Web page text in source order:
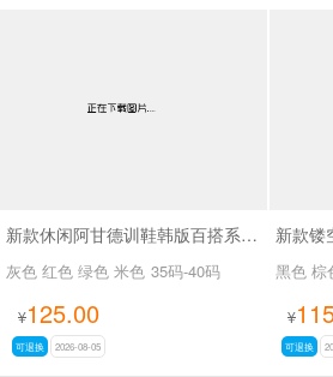
新款休闲阿甘德训鞋韩版百搭系带薄底休闲鞋SA1883
灰色 红色 绿色 米色 35码-40码
¥125.00
可退换 2026-08-05
黑色 棕
¥
可退换